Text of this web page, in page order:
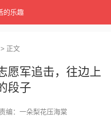
的乐趣
> 正文
愿军追击，往边上
段子
责编：一朵梨花压海棠